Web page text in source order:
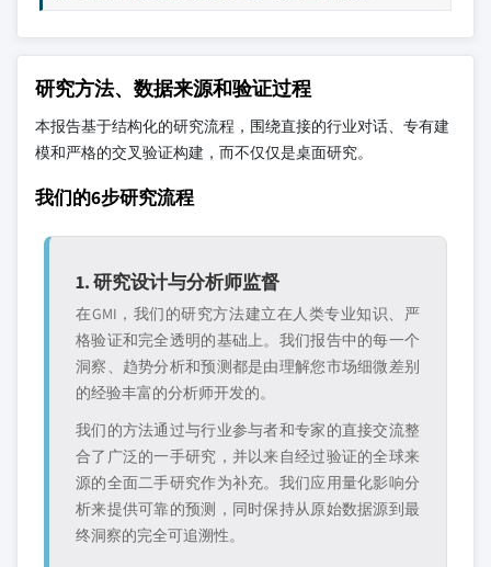
研究方法、数据来源和验证过程
本报告基于结构化的研究流程，围绕直接的行业对话、专有建
模和严格的交叉验证构建，而不仅仅是桌面研究。
我们的6步研究流程
1. 研究设计与分析师监督
在GMI，我们的研究方法建立在人类专业知识、严
格验证和完全透明的基础上。我们报告中的每一个
洞察、趋势分析和预测都是由理解您市场细微差别
的经验丰富的分析师开发的。
我们的方法通过与行业参与者和专家的直接交流整
合了广泛的一手研究，并以来自经过验证的全球来
源的全面二手研究作为补充。我们应用量化影响分
析来提供可靠的预测，同时保持从原始数据源到最
终洞察的完全可追溯性。